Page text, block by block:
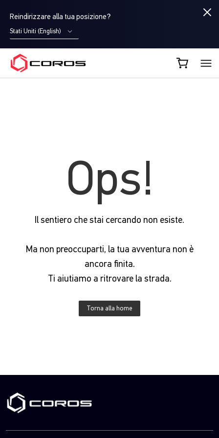
Reindirizzare alla tua posizione?
Stati Uniti (English)
COROS IT
Ops!
Il sentiero che stai cercando non esiste.
Ma non preoccuparti, la tua avventura non è
ancora finita.
Ti aiutiamo a ritrovare la strada.
Torna alla home